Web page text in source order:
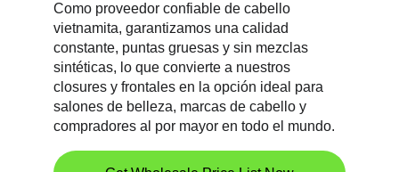
Como proveedor confiable de cabello
vietnamita, garantizamos una calidad
constante, puntas gruesas y sin mezclas
sintéticas, lo que convierte a nuestros
closures y frontales en la opción ideal para
salones de belleza, marcas de cabello y
compradores al por mayor en todo el mundo.